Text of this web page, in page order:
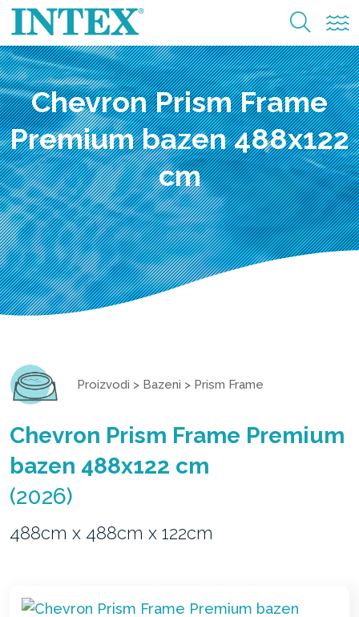
Chevron Prism Frame
Premium bazen 488x122
cm
Proizvodi > Bazeni > Prism Frame
Chevron Prism Frame Premium
bazen 488x122 cm
(2026)
488cm x 488cm x 122cm